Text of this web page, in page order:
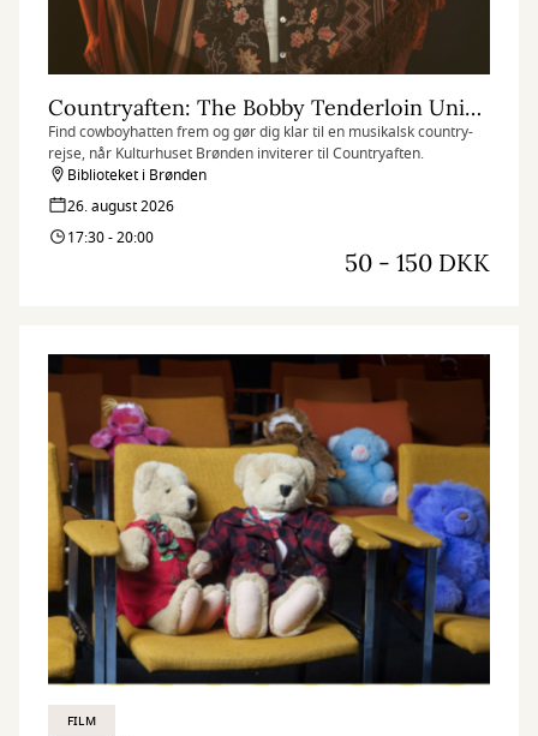
Countryaften: The Bobby Tenderloin Universe og Aske Skat (med mulighed for fællesspisning)
Find cowboyhatten frem og gør dig klar til en musikalsk country-
rejse, når Kulturhuset Brønden inviterer til Countryaften.
Biblioteket i Brønden
26. august 2026
17:30 - 20:00
50 - 150 DKK
FILM